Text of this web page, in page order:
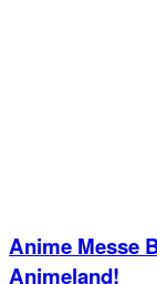
Anime Messe
Animeland!